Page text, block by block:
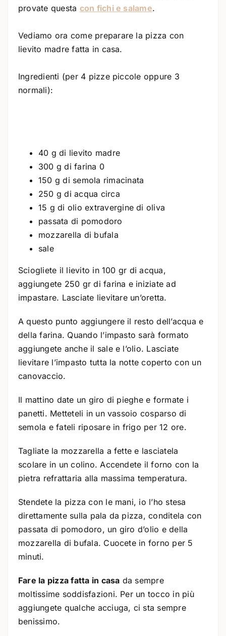
provate questa con fichi e salame.
Vediamo ora come preparare la pizza con
lievito madre fatta in casa.
Ingredienti (per 4 pizze piccole oppure 3
normali):
40 g di lievito madre
300 g di farina 0
150 g di semola rimacinata
250 g di acqua circa
15 g di olio extravergine di oliva
passata di pomodoro
mozzarella di bufala
sale
Sciogliete il lievito in 100 gr di acqua,
aggiungete 250 gr di farina e iniziate ad
impastare. Lasciate lievitare un’oretta.
A questo punto aggiungere il resto dell’acqua e
della farina. Quando l’impasto sarà formato
aggiungete anche il sale e l’olio. Lasciate
lievitare l’impasto tutta la notte coperto con un
canovaccio.
Il mattino date un giro di pieghe e formate i
panetti. Metteteli in un vassoio cosparso di
semola e fateli riposare in frigo per 12 ore.
Tagliate la mozzarella a fette e lasciatela
scolare in un colino. Accendete il forno con la
pietra refrattaria alla massima temperatura.
Stendete la pizza con le mani, io l’ho stesa
direttamente sulla pala da pizza, conditela con
passata di pomodoro, un giro d’olio e della
mozzarella di bufala. Cuocete in forno per 5
minuti.
Fare la pizza fatta in casa da sempre
moltissime soddisfazioni. Per un tocco in più
aggiungete qualche acciuga, ci sta sempre
benissimo.